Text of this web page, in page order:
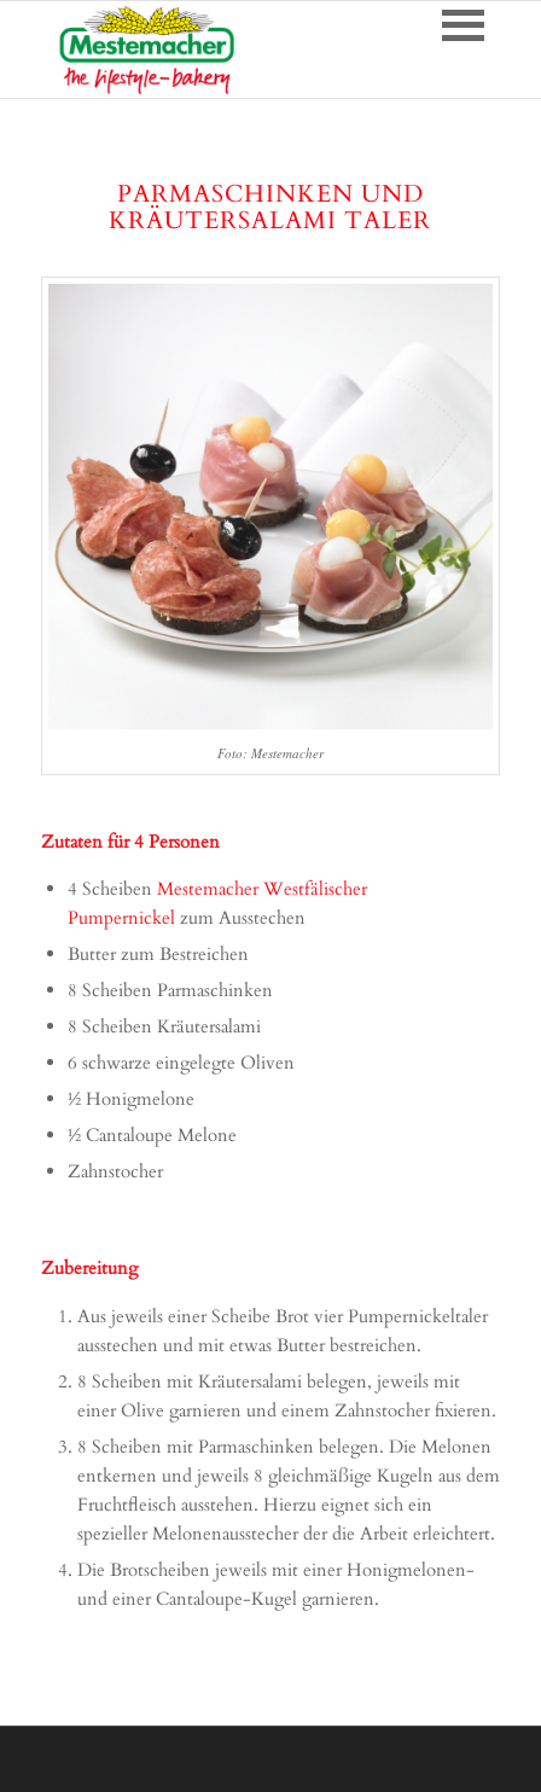
PARMASCHINKEN UND
KRÄUTERSALAMI TALER
Foto: Mestemacher
Zutaten für 4 Personen
4 Scheiben Mestemacher Westfälischer
Pumpernickelzum Ausstechen
Butter zum Bestreichen
8 Scheiben Parmaschinken
8 Scheiben Kräutersalami
6 schwarze eingelegte Oliven
½ Honigmelone
½ Cantaloupe Melone
Zahnstocher
Zubereitung
Aus jeweils einer Scheibe Brot vier Pumpernickeltaler
ausstechen und mit etwas Butter bestreichen.
8 Scheiben mit Kräutersalami belegen, jeweils mit
einer Olive garnieren und einem Zahnstocher fixieren.
8 Scheiben mit Parmaschinken belegen. Die Melonen
entkernen und jeweils 8 gleichmäßige Kugeln aus dem
Fruchtfleisch ausstehen. Hierzu eignet sich ein
spezieller Melonenausstecher der die Arbeit erleichtert.
Die Brotscheiben jeweils mit einer Honigmelonen-
und einer Cantaloupe-Kugel garnieren.